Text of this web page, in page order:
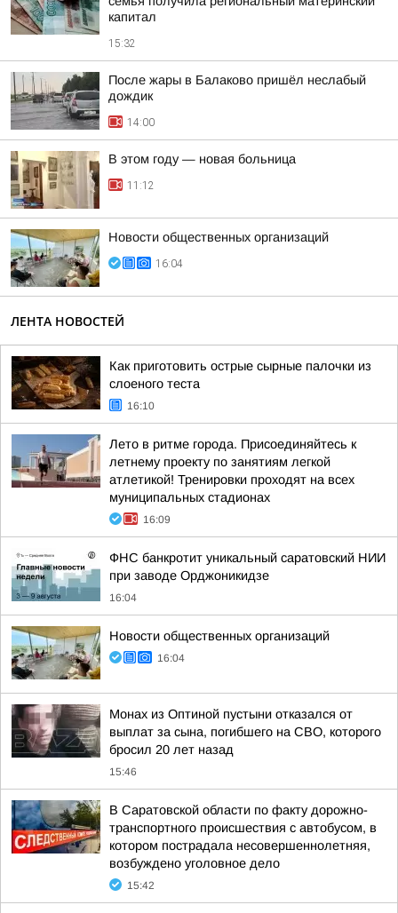
капитал
15:32
После жары в Балаково пришёл неслабый
дождик
14:00
В этом году — новая больница
11:12
Новости общественных организаций
16:04
ЛЕНТА НОВОСТЕЙ
Как приготовить острые сырные палочки из
слоеного теста
16:10
Лето в ритме города. Присоединяйтесь к
летнему проекту по занятиям легкой
атлетикой! Тренировки проходят на всех
муниципальных стадионах
16:09
ФНС банкротит уникальный саратовский НИИ
при заводе Орджоникидзе
16:04
Новости общественных организаций
16:04
Монах из Оптиной пустыни отказался от
выплат за сына, погибшего на СВО, которого
бросил 20 лет назад
15:46
В Саратовской области по факту дорожно-
транспортного происшествия с автобусом, в
котором пострадала несовершеннолетняя,
возбуждено уголовное дело
15:42